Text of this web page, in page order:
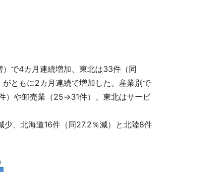
で4カ月連続増加、東北は33件（同
ともに2カ月連続で増加した。産業別で
）や卸売業（25→31件）、東北はサービ
、北海道16件（同27.2％減）と北陸8件